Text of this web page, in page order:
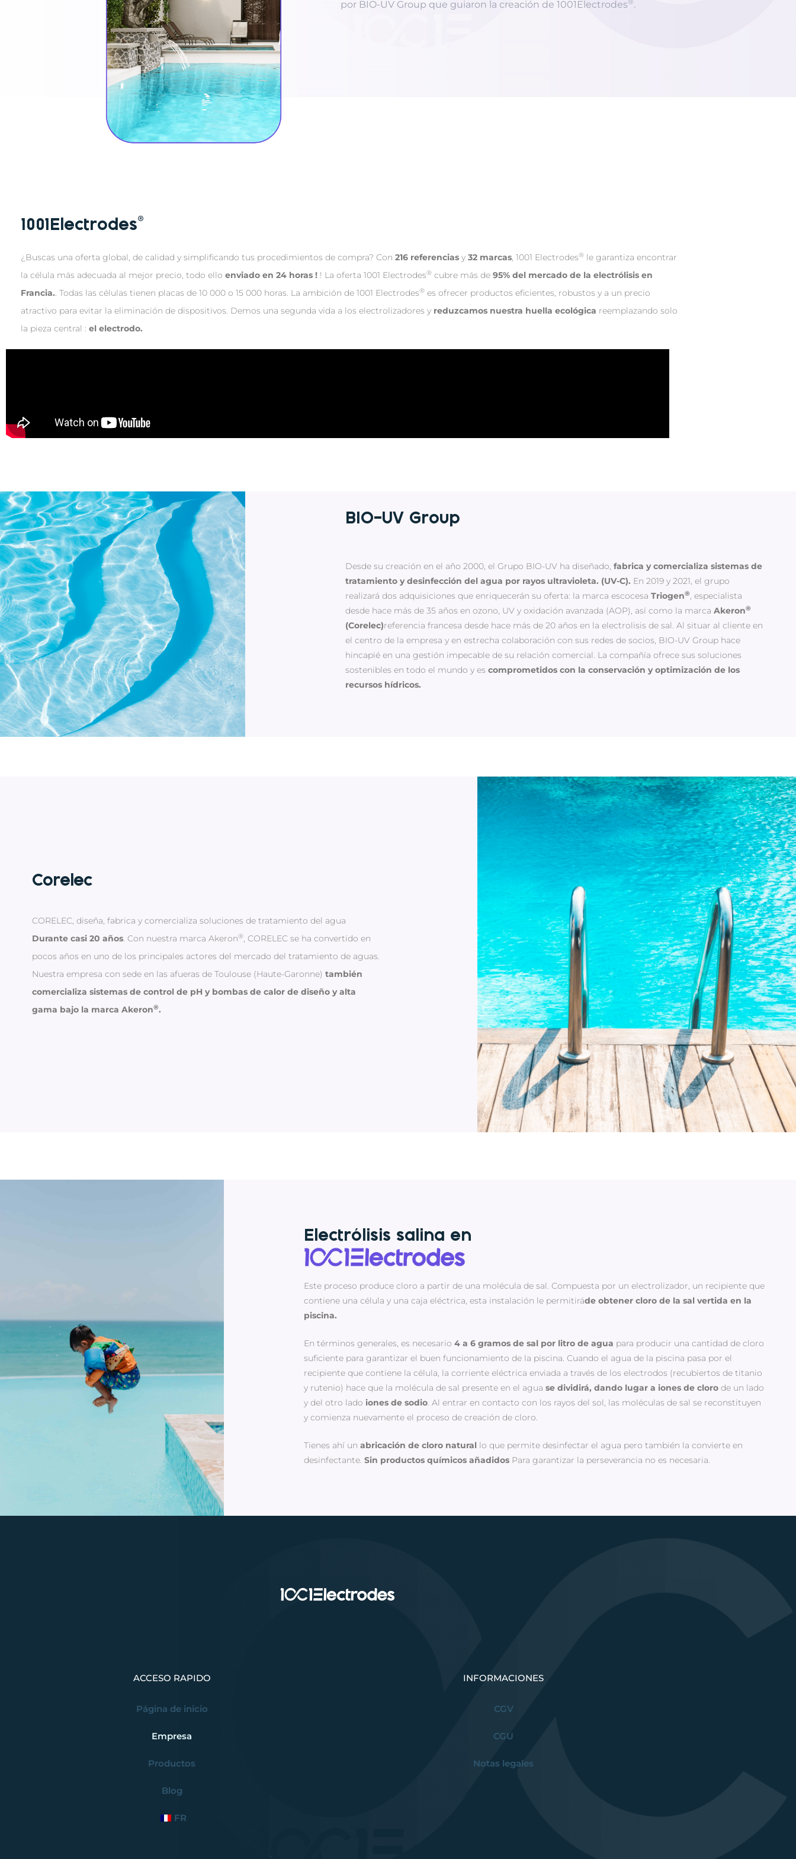
por BIO-UV Group que guiaron la creación de 1001Electrodes .
1001Electrodes®
¿Buscas una oferta global, de calidad y simplificando tus procedimientos de compra? Con 216 referencias y 32 marcas, 1001 Electrodes® le garantiza encontrar
la célula más adecuada al mejor precio, todo ello enviado en 24 horas ! ! La oferta 1001 Electrodes® cubre más de 95% del mercado de la electrólisis en
Francia.. Todas las células tienen placas de 10 000 o 15 000 horas. La ambición de 1001 Electrodes® es ofrecer productos eficientes, robustos y a un precio
atractivo para evitar la eliminación de dispositivos. Demos una segunda vida a los electrolizadores y reduzcamos nuestra huella ecológica reemplazando solo
la pieza central : el electrodo.
BIO-UV Group
Desde su creación en el año 2000, el Grupo BIO-UV ha diseñado,fabrica y comercializa sistemas de
tratamiento y desinfección del agua por rayos ultravioleta. (UV-C). En 2019 y 2021, el grupo
realizará dos adquisiciones que enriquecerán su oferta: la marca escocesaTriogen®, especialista
desde hace más de 35 años en ozono, UV y oxidación avanzada (AOP), así como la marcaAkeron®
(Corelec)referencia francesa desde hace más de 20 años en la electrolisis de sal. Al situar al cliente en
el centro de la empresa y en estrecha colaboración con sus redes de socios, BIO-UV Group hace
hincapié en una gestión impecable de su relación comercial. La compañía ofrece sus soluciones
sostenibles en todo el mundo y escomprometidos con la conservación y optimización de los
recursos hídricos.
Corelec
CORELEC, diseña, fabrica y comercializa soluciones de tratamiento del agua
Durante casi 20 años. Con nuestra marca Akeron®, CORELEC se ha convertido en
pocos años en uno de los principales actores del mercado del tratamiento de aguas.
Nuestra empresa con sede en las afueras de Toulouse (Haute-Garonne) también
comercializa sistemas de control de pH y bombas de calor de diseño y alta
gama bajo la marca Akeron®.
Electrólisis salina en
Este proceso produce cloro a partir de una molécula de sal. Compuesta por un electrolizador, un recipiente que
contiene una célula y una caja eléctrica, esta instalación le permitiráde obtener cloro de la sal vertida en la
piscina.
En términos generales, es necesario 4 a 6 gramos de sal por litro de agua para producir una cantidad de cloro
suficiente para garantizar el buen funcionamiento de la piscina. Cuando el agua de la piscina pasa por el
recipiente que contiene la célula, la corriente eléctrica enviada a través de los electrodos (recubiertos de titanio
y rutenio) hace que la molécula de sal presente en el agua se dividirá, dando lugar a iones de clorode un lado
y del otro lado iones de sodio. Al entrar en contacto con los rayos del sol, las moléculas de sal se reconstituyen
y comienza nuevamente el proceso de creación de cloro.
Tienes ahí un abricación de cloro natural lo que permite desinfectar el agua pero también la convierte en
desinfectante. Sin productos químicos añadidosPara garantizar la perseverancia no es necesaria.
ACCESO RAPIDO
Página de inicio
Empresa
Productos
Blog
FR
INFORMACIONES
CGV
CGU
Notas legales